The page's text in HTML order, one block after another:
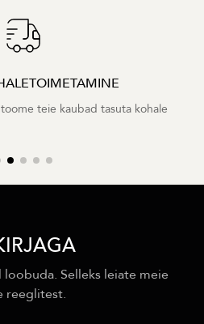
teie kaubad tasuta kohale
Selleks leiate meie
reeglitest.